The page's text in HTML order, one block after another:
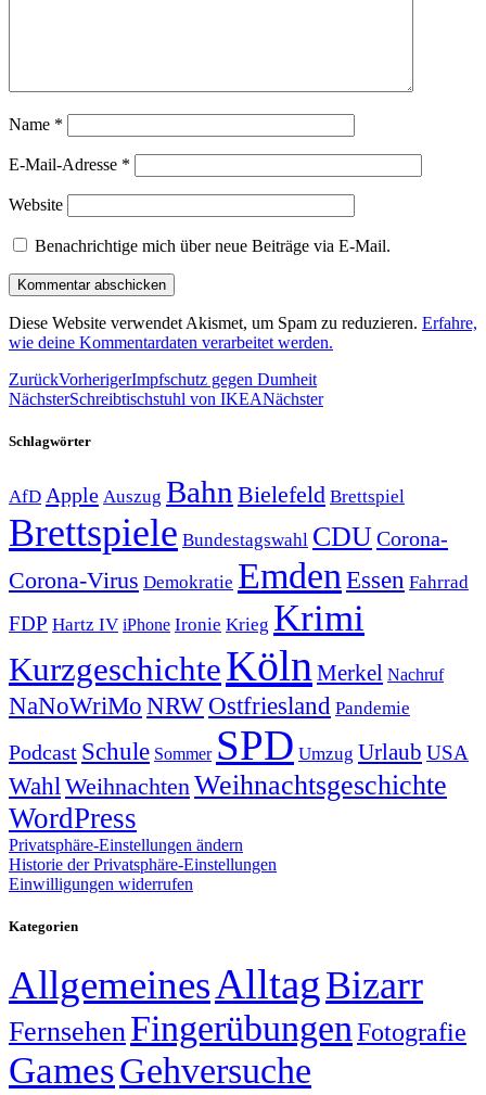
Name *
E-Mail-Adresse *
Website
Benachrichtige mich über neue Beiträge via E-Mail.
Diese Website verwendet Akismet, um Spam zu reduzieren. Erfahre,
wie deine Kommentardaten verarbeitet werden.
ZurückVorherigerImpfschutz gegen Dumheit
NächsterSchreibtischstuhl von IKEANächster
Schlagwörter
AfD Apple Auszug Bahn Bielefeld Brettspiel
Brettspiele Bundestagswahl CDUCorona-
Corona-Virus Demokratie Emden Essen Fahrrad
FDP Hartz IV iPhone Ironie Krieg Krimi
KurzgeschichteKölnMerkel Nachruf
NaNoWriMo NRWOstfriesland Pandemie
Podcast Schule Sommer SPD Umzug Urlaub USA
Wahl WeihnachtenWeihnachtsgeschichte
WordPress
Privatsphäre-Einstellungen ändern
Historie der Privatsphäre-Einstellungen
Einwilligungen widerrufen
Kategorien
AllgemeinesAlltagBizarr
FernsehenFingerübungenFotografie
GamesGehversuche